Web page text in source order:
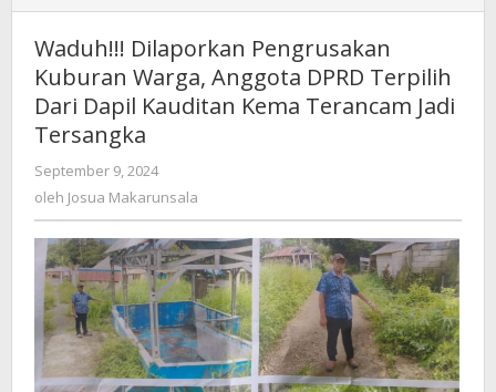
Waduh!!! Dilaporkan Pengrusakan
Kuburan Warga, Anggota DPRD Terpilih
Dari Dapil Kauditan Kema Terancam Jadi
Tersangka
September 9, 2024
Josua
oleh Josua Makarunsala